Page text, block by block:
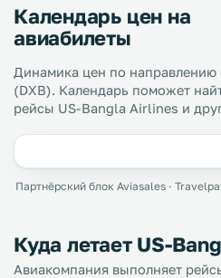
Календарь цен на
авиабилеты
Динамика цен по
(DXB). Календарь поможет
рейсы US-Bangla Airlines и
Партнёрский блок Aviasales ·
Куда летает US-
Авиакомпания выполняет